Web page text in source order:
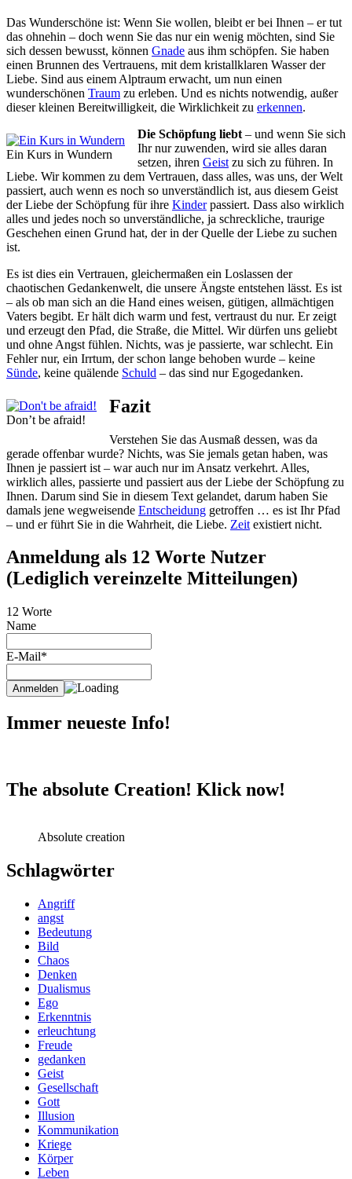
Das Wunderschöne ist: Wenn Sie wollen, bleibt er bei Ihnen – er tut
das ohnehin – doch wenn Sie das nur ein wenig möchten, sind Sie
sich dessen bewusst, können Gnade aus ihm schöpfen. Sie haben
einen Brunnen des Vertrauens, mit dem kristallklaren Wasser der
Liebe. Sind aus einem Alptraum erwacht, um nun einen
wunderschönen Traum zu erleben. Und es nichts notwendig, außer
dieser kleinen Bereitwilligkeit, die Wirklichkeit zu erkennen.
Ein Kurs in Wundern
Die Schöpfung liebt – und wenn Sie sich
Ihr nur zuwenden, wird sie alles daran
setzen, ihren Geist zu sich zu führen. In
Liebe. Wir kommen zu dem Vertrauen, dass alles, was uns, der Welt
passiert, auch wenn es noch so unverständlich ist, aus diesem Geist
der Liebe der Schöpfung für ihre Kinderpassiert. Dass also wirklich
alles und jedes noch so unverständliche, ja schreckliche, traurige
Geschehen einen Grund hat, der in der Quelle der Liebe zu suchen
ist.
Es ist dies ein Vertrauen, gleichermaßen ein Loslassen der
chaotischen Gedankenwelt, die unsere Ängste entstehen lässt. Es ist
– als ob man sich an die Hand eines weisen, gütigen, allmächtigen
Vaters begibt. Er hält dich warm und fest, vertraust du nur. Er zeigt
und erzeugt den Pfad, die Straße, die Mittel. Wir dürfen uns geliebt
und ohne Angst fühlen. Nichts, was je passierte, war schlecht. Ein
Fehler nur, ein Irrtum, der schon lange behoben wurde – keine
Sünde, keine quälende Schuld – das sind nur Egogedanken.
Don’t be afraid!
Fazit
Verstehen Sie das Ausmaß dessen, was da
gerade offenbar wurde? Nichts, was Sie jemals getan haben, was
Ihnen je passiert ist – war auch nur im Ansatz verkehrt. Alles,
wirklich alles, passierte und passiert aus der Liebe der Schöpfung zu
Ihnen. Darum sind Sie in diesem Text gelandet, darum haben Sie
damals jene wegweisende Entscheidung getroffen … es ist Ihr Pfad
– und er führt Sie in die Wahrheit, die Liebe. Zeit existiert nicht.
Anmeldung als 12 Worte Nutzer
(Lediglich vereinzelte Mitteilungen)
12 Worte
Name
E-Mail*
Immer neueste Info!
The absolute Creation! Klick now!
Absolute creation
Schlagwörter
Angriff
angst
Bedeutung
Bild
Chaos
Denken
Dualismus
Ego
Erkenntnis
erleuchtung
Freude
gedanken
Geist
Gesellschaft
Gott
Illusion
Kommunikation
Kriege
Körper
Leben